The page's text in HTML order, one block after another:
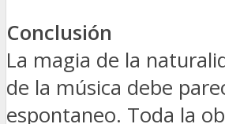
Conclusión
La magia de la
de la música debe
espontaneo. Toda la